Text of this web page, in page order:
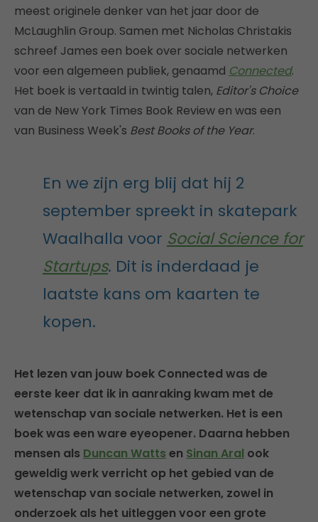
meest originele denker van het jaar door de
McLaughlin Group. Samen met Nicholas Christakis
schreef James een boek over sociale netwerken
voor een algemeen publiek, genaamd Connected.
Het boek is vertaald in twintig talen, Editor's Choice
van de New York Times Book Review en was een
van Business Week's Best Books of the Year.
En we zijn erg blij dat hij 2
september spreekt in skatepark
Waalhalla voor Social Science for
Startups. Dit is inderdaad je
laatste kans om kaarten te
kopen.
Het lezen van jouw boek Connected was de
eerste keer dat ik in aanraking kwam met de
wetenschap van sociale netwerken. Het is een
boek was een ware eyeopener. Daarna hebben
mensen als Duncan Watts en Sinan Aral ook
geweldig werk verricht op het gebied van de
wetenschap van sociale netwerken, zowel in
onderzoek als het uitleggen voor een grote